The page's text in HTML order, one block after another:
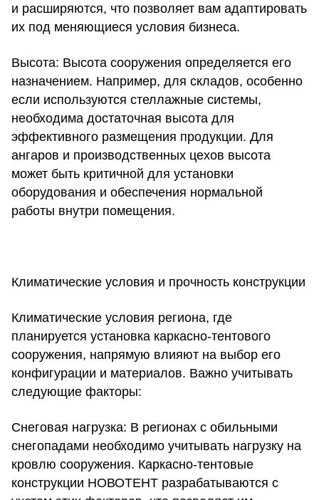
и расширяются, что позволяет вам адаптировать
их под меняющиеся условия бизнеса.
Высота: Высота сооружения определяется его
назначением. Например, для складов, особенно
если используются стеллажные системы,
необходима достаточная высота для
эффективного размещения продукции. Для
ангаров и производственных цехов высота
может быть критичной для установки
оборудования и обеспечения нормальной
работы внутри помещения.
Климатические условия и прочность конструкции
Климатические условия региона, где
планируется установка каркасно-тентового
сооружения, напрямую влияют на выбор его
конфигурации и материалов. Важно учитывать
следующие факторы:
Снеговая нагрузка: В регионах с обильными
снегопадами необходимо учитывать нагрузку на
кровлю сооружения. Каркасно-тентовые
конструкции НОВОТЕНТ разрабатываются с